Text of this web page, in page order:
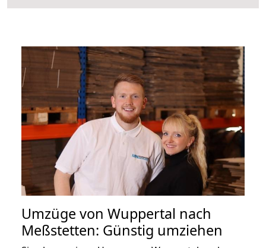
Umzüge von Wuppertal nach
Meßstetten: Günstig umziehen